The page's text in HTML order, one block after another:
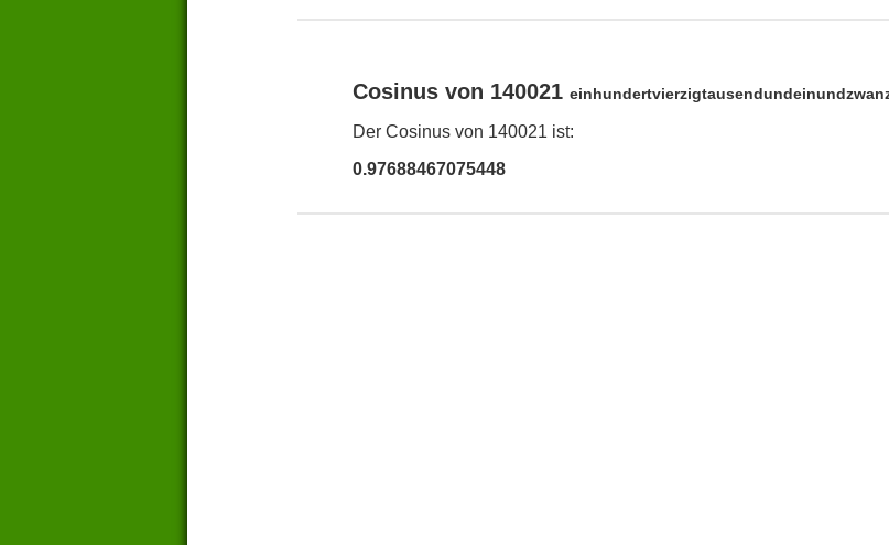
Cosinus von 140021
Der Cosinus von 140021 ist:
0.97688467075448